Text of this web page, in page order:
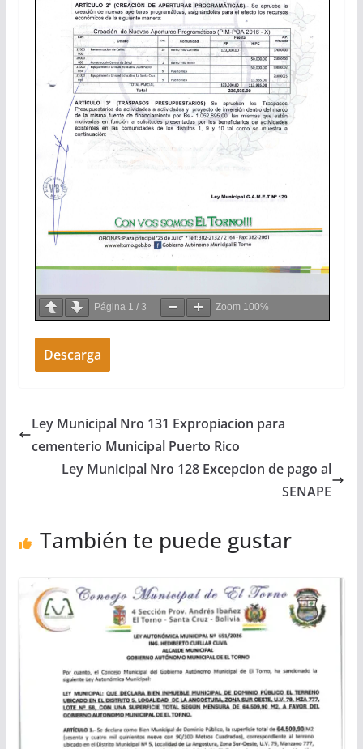
Página 1 / 3 Zoom 100%
Descarga
Ley Municipal Nro 131 Expropiacion para
cementerio Municipal Puerto Rico
Ley Municipal Nro 128 Excepcion de pago al
SENAPE
También te puede gustar